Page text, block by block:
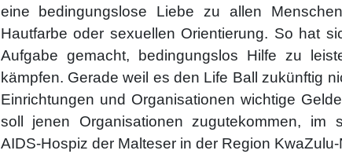
eine bedingungslose Liebe zu allen
Hautfarbe oder sexuellen Orientierung. So hat
Aufgabe gemacht, bedingungslos Hilfe zu
kämpfen. Gerade weil es den Life Ball zukünftig
Einrichtungen und Organisationen wichtige
soll jenen Organisationen zugutekommen, im
AIDS-Hospiz der Malteser in der Region KwaZulu-